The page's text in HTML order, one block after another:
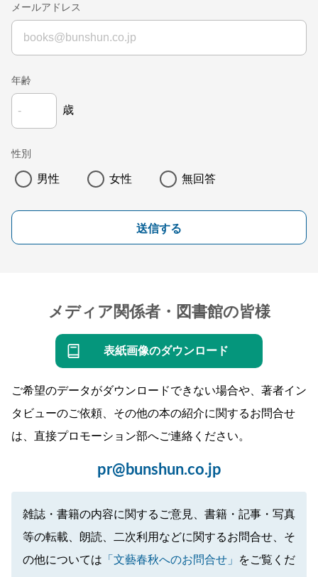
メールアドレス
年齢
歳
性別
男性 女性 無回答
送信する
メディア関係者・図書館の皆様
表紙画像のダウンロード
ご希望のデータがダウンロードできない場合や、著者イン
タビューのご依頼、その他の本の紹介に関するお問合せ
は、直接プロモーション部へご連絡ください。
pr@bunshun.co.jp
雑誌・書籍の内容に関するご意見、書籍・記事・写真
等の転載、朗読、二次利用などに関するお問合せ、そ
の他については 「文藝春秋へのお問合せ」 をご覧くだ